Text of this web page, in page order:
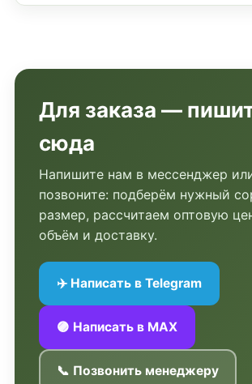
Для заказа —
сюда
Напишите нам в мессенджер
позвоните: подберём нужный
размер, рассчитаем оптовую
объём и доставку.
✈️ Написать в Telegram
🟣 Написать в MAX
📞 Позвонить менеджеру